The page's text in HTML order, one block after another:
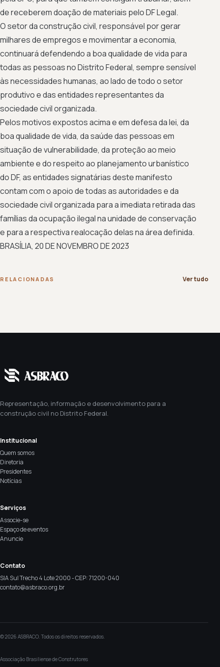
de receberem doação de materiais pelo DF Legal.
O setor da construção civil, responsável por gerar
milhares de empregos e movimentar a economia,
continuará defendendo a boa qualidade de vida para
todas as pessoas no Distrito Federal, sempre sensível
às necessidades humanas, ao lado de todo o setor
produtivo e das entidades representantes da
sociedade civil organizada.
Pelos motivos expostos acima e em defesa da lei, da
boa qualidade de vida, da saúde das pessoas em
situação de vulnerabilidade, da proteção ao meio
ambiente e do respeito ao planejamento urbanístico
do DF, as entidades signatárias deste manifesto
contam com o apoio de todas as autoridades e da
sociedade civil organizada para a imediata retirada das
famílias da ocupação ilegal na unidade de conservação
e para a respectiva realocação delas na área definida.
BRASÍLIA, 20 DE NOVEMBRO DE 2023
RELACIONADAS Ver tudo
Representação, informação e desenvolvimento para a
construção civil no Distrito Federal.
Institucional
Quem somos
Diretoria
Presidentes
Notícias
Serviços
Associe-se
Espaço de eventos
Anuncie
Contato
SIA Sul Trecho 4 Lote 2000 - CEP: 71200-040
contato@asbraco.org.br
© 2026 ASBRACO. Todos os direitos reservados.
Associação Brasiliense de Construtores